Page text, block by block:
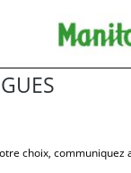
choix, communiquez